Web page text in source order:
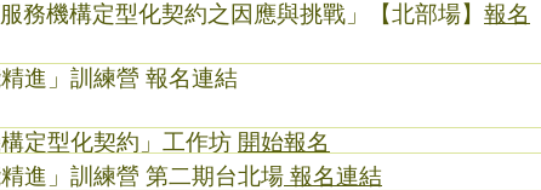
務機構定型化契約之因應與挑戰」【北部場】 報名
進」訓練營 報名連結
定型化契約」工作坊 開始報名
進」訓練營 第二期台北場 報名連結